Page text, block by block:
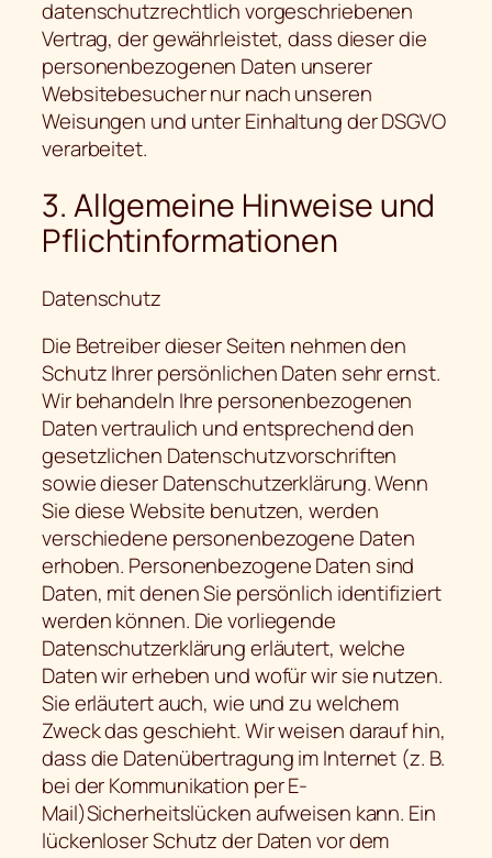
datenschutzrechtlich vorgeschriebenen
Vertrag, der gewährleistet, dass dieser die
personenbezogenen Daten unserer
Websitebesucher nur nach unseren
Weisungen und unter Einhaltung der DSGVO
verarbeitet.
3. Allgemeine Hinweise und
Pflichtinformationen
Datenschutz
Die Betreiber dieser Seiten nehmen den
Schutz Ihrer persönlichen Daten sehr ernst.
Wir behandeln Ihre personenbezogenen
Daten vertraulich und entsprechend den
gesetzlichen Datenschutzvorschriften
sowie dieser Datenschutzerklärung. Wenn
Sie diese Website benutzen, werden
verschiedene personenbezogene Daten
erhoben. Personenbezogene Daten sind
Daten, mit denen Sie persönlich identifiziert
werden können. Die vorliegende
Datenschutzerklärung erläutert, welche
Daten wir erheben und wofür wir sie nutzen.
Sie erläutert auch, wie und zu welchem
Zweck das geschieht. Wir weisen darauf hin,
dass die Datenübertragung im Internet (z. B.
bei der Kommunikation per E-
Mail)Sicherheitslücken aufweisen kann. Ein
lückenloser Schutz der Daten vor dem